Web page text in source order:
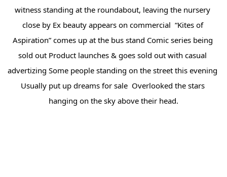
witness standing at the roundabout, leaving the nursery
close by Ex beauty appears on commercial  “Kites of
Aspiration” comes up at the bus stand Comic series being
sold out Product launches & goes sold out with casual
advertizing Some people standing on the street this evening
Usually put up dreams for sale  Overlooked the stars
hanging on the sky above their head.